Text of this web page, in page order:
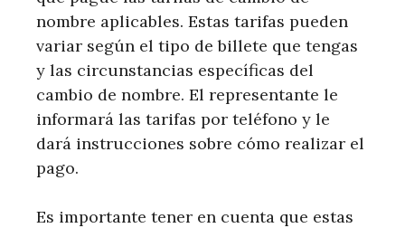
nombre aplicables. Estas tarifas pueden
variar según el tipo de billete que tengas
y las circunstancias específicas del
cambio de nombre. El representante le
informará las tarifas por teléfono y le
dará instrucciones sobre cómo realizar el
pago.
Es importante tener en cuenta que estas